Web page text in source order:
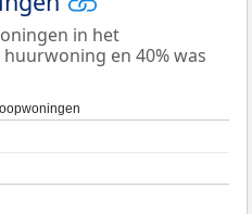
in het
en 40% was